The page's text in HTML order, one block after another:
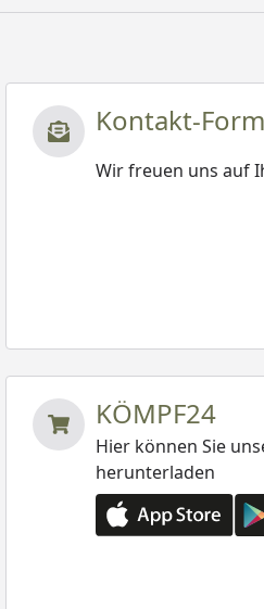
Kontakt-
Wir freuen uns auf
KÖMPF24
Hier können Sie
herunterladen